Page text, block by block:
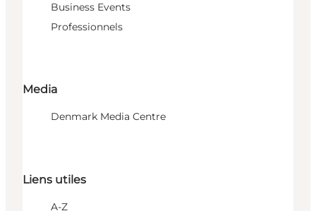
Business Events
Professionnels
Media
Denmark Media Centre
Liens utiles
A-Z